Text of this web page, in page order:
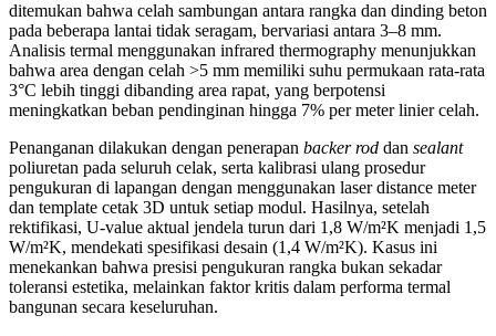
ditemukan bahwa celah sambungan antara rangka dan dinding beton
pada beberapa lantai tidak seragam, bervariasi antara 3–8 mm.
Analisis termal menggunakan infrared thermography menunjukkan
bahwa area dengan celah >5 mm memiliki suhu permukaan rata-rata
3°C lebih tinggi dibanding area rapat, yang berpotensi
meningkatkan beban pendinginan hingga 7% per meter linier celah.
Penanganan dilakukan dengan penerapan backer rod dan sealant
poliuretan pada seluruh celak, serta kalibrasi ulang prosedur
pengukuran di lapangan dengan menggunakan laser distance meter
dan template cetak 3D untuk setiap modul. Hasilnya, setelah
rektifikasi, U-value aktual jendela turun dari 1,8 W/m²K menjadi 1,5
W/m²K, mendekati spesifikasi desain (1,4 W/m²K). Kasus ini
menekankan bahwa presisi pengukuran rangka bukan sekadar
toleransi estetika, melainkan faktor kritis dalam performa termal
bangunan secara keseluruhan.